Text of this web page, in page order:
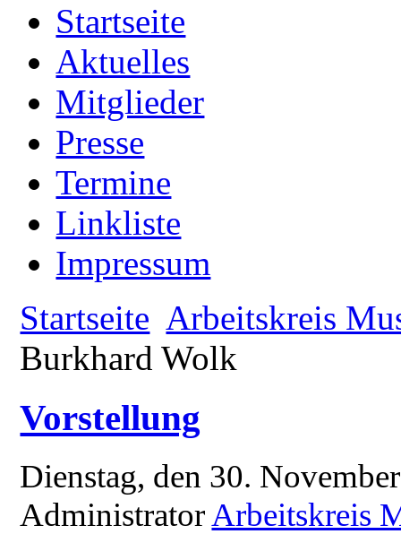
Startseite
Aktuelles
Mitglieder
Presse
Termine
Linkliste
Impressum
Startseite Arbeitskreis
Burkhard Wolk
Vorstellung
Dienstag, den 30.
AdministratorArbeitskreis